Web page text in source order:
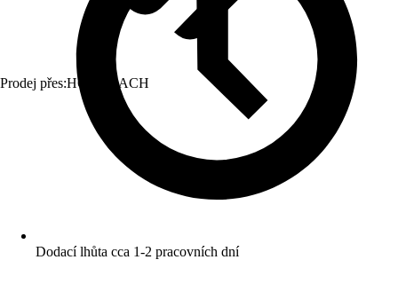
Prodej přes:HORNBACH
Dodací lhůta cca 1-2 pracovních dní